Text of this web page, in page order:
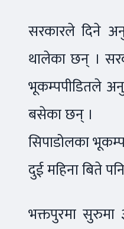
सरकारले दिने
थालेका छन् ।
भूकम्पपीडितले
बसेका छन् ।
सिपाडोलका
दुई महिना बिते
भक्तपुरमा सुरुमा